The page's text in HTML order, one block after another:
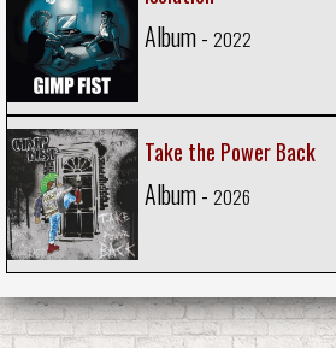
Album - 2022
Take the Power Back
Album - 2026